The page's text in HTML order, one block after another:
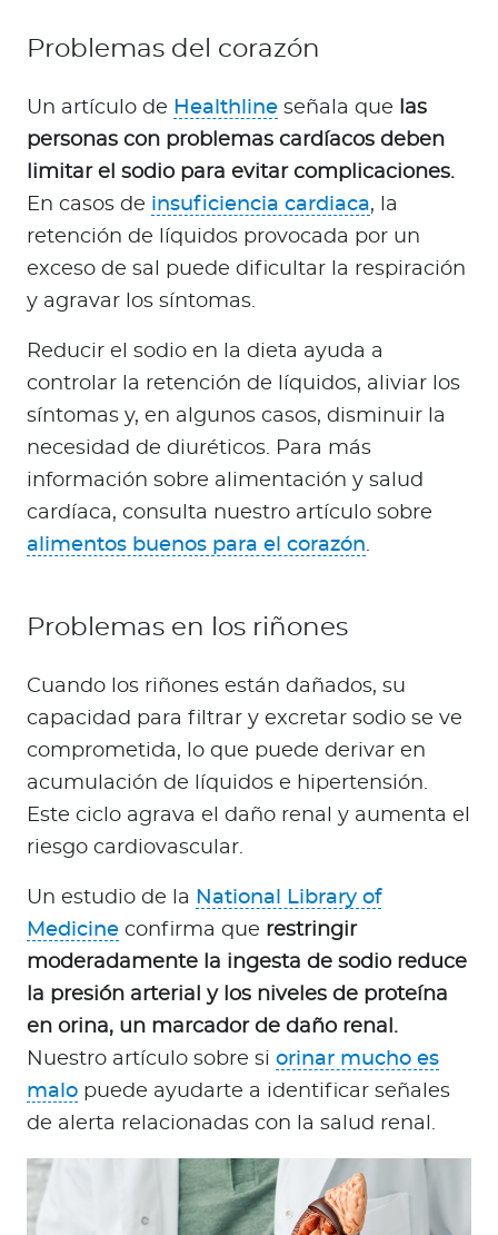
Problemas del corazón
Un artículo de Healthline señala que las
personas con problemas cardíacos deben
limitar el sodio para evitar complicaciones.
En casos de insuficiencia cardiaca, la
retención de líquidos provocada por un
exceso de sal puede dificultar la respiración
y agravar los síntomas.
Reducir el sodio en la dieta ayuda a
controlar la retención de líquidos, aliviar los
síntomas y, en algunos casos, disminuir la
necesidad de diuréticos. Para más
información sobre alimentación y salud
cardíaca, consulta nuestro artículo sobre
alimentos buenos para el corazón.
Problemas en los riñones
Cuando los riñones están dañados, su
capacidad para filtrar y excretar sodio se ve
comprometida, lo que puede derivar en
acumulación de líquidos e hipertensión.
Este ciclo agrava el daño renal y aumenta el
riesgo cardiovascular.
Un estudio de la National Library of
Medicine confirma que restringir
moderadamente la ingesta de sodio reduce
la presión arterial y los niveles de proteína
en orina, un marcador de daño renal.
Nuestro artículo sobre si orinar mucho es
malo puede ayudarte a identificar señales
de alerta relacionadas con la salud renal.